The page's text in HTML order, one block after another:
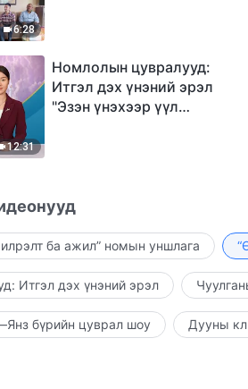
6:28
12:31
Номлолын цувралууд:
Итгэл дэх үнэний эрэл
"Эзэн үнэхээр үүл
ба ажил” номын уншлага
Итгэл дэх үнэний эрэл
бүрийн цуврал шоу Дууны